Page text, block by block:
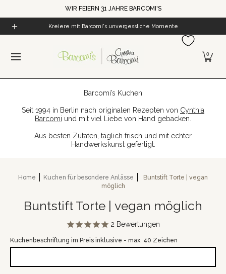
Zum Hauptinhalt springenWIR FEIERN 31 JAHRE BARCOMI'S
Alle Produkte Cynthia's Welt Barcomi's
Kreiere mit Barcomi's unvergessliche Momente
0
Barcomi’s Kuchen
Seit 1994 in Berlin nach originalen Rezepten von Cynthia
Barcomi und mit viel Liebe von Hand gebacken.
Aus besten Zutaten, täglich frisch und mit echter
Handwerkskunst gefertigt.
Home Kuchen für besondere Anlässe
Buntstift Torte | vegan
möglich
Buntstift Torte | vegan möglich
2 Bewertungen
Kuchenbeschriftung im Preis inklusive - max. 40 Zeichen